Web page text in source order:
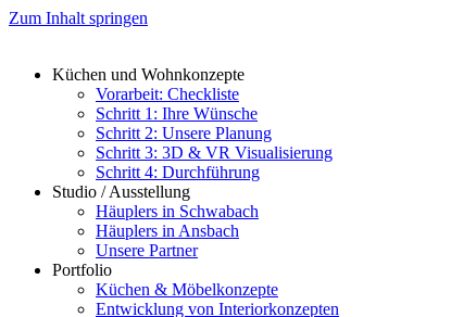
Zum Inhalt springen
Küchen und Wohnkonzepte
Vorarbeit: Checkliste
Schritt 1: Ihre Wünsche
Schritt 2: Unsere Planung
Schritt 3: 3D & VR Visualisierung
Schritt 4: Durchführung
Studio / Ausstellung
Häuplers in Schwabach
Häuplers in Ansbach
Unsere Partner
Portfolio
Küchen & Möbelkonzepte
Entwicklung von Interiorkonzepten